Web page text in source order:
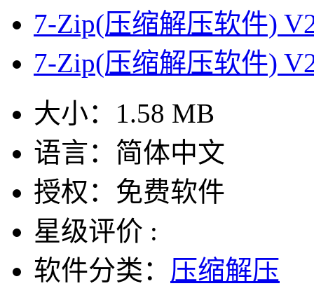
7-Zip(压缩解压软件)
7-Zip(压缩解压软件)
大小： 1.58 MB
语言： 简体中文
授权： 免费软件
星级评价 :
软件分类： 压缩解压